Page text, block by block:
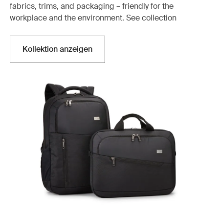
fabrics, trims, and packaging – friendly for the
workplace and the environment. See collection
Kollektion anzeigen